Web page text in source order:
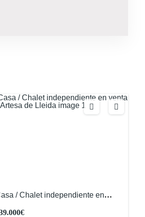
/ Chalet independiente en